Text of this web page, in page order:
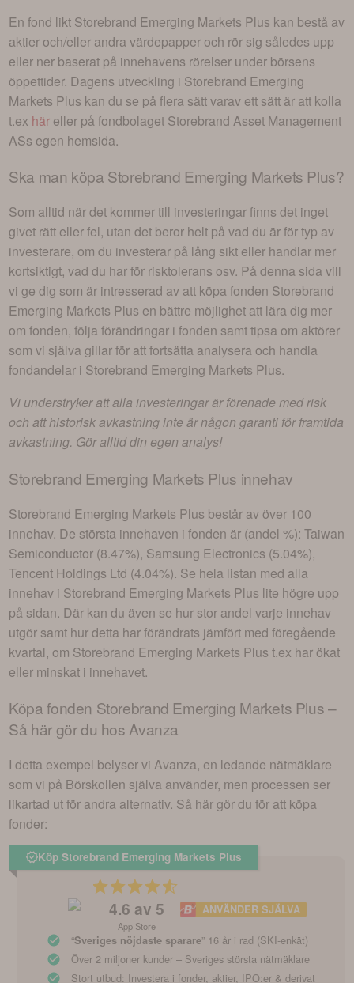
En fond likt Storebrand Emerging Markets Plus kan bestå av
aktier och/eller andra värdepapper och rör sig således upp
eller ner baserat på innehavens rörelser under börsens
öppettider. Dagens utveckling i Storebrand Emerging
Markets Plus kan du se på flera sätt varav ett sätt är att kolla
t.ex här eller på fondbolaget Storebrand Asset Management
ASs egen hemsida.
Ska man köpa Storebrand Emerging Markets Plus?
Som alltid när det kommer till investeringar finns det inget
givet rätt eller fel, utan det beror helt på vad du är för typ av
investerare, om du investerar på lång sikt eller handlar mer
kortsiktigt, vad du har för risktolerans osv. På denna sida vill
vi ge dig som är intresserad av att köpa fonden Storebrand
Emerging Markets Plus en bättre möjlighet att lära dig mer
om fonden, följa förändringar i fonden samt tipsa om aktörer
som vi själva gillar för att fortsätta analysera och handla
fondandelar i Storebrand Emerging Markets Plus.
Vi understryker att alla investeringar är förenade med risk
och att historisk avkastning inte är någon garanti för framtida
avkastning. Gör alltid din egen analys!
Storebrand Emerging Markets Plus innehav
Storebrand Emerging Markets Plus består av över 100
innehav. De största innehaven i fonden är (andel %):Taiwan
Semiconductor (8.47%), Samsung Electronics (5.04%),
Tencent Holdings Ltd (4.04%). Se hela listan med alla
innehav i Storebrand Emerging Markets Plus lite högre upp
på sidan. Där kan du även se hur stor andel varje innehav
utgör samt hur detta har förändrats jämfört med föregående
kvartal, om Storebrand Emerging Markets Plus t.ex har ökat
eller minskat i innehavet.
Köpa fonden Storebrand Emerging Markets Plus–
Så här gör du hos Avanza
I detta exempel belyser vi Avanza, en ledande nätmäklare
som vi på Börskollen själva använder, men processen ser
likartad ut för andra alternativ. Så här gör du för att köpa
fonder:
Köp Storebrand Emerging Markets Plus
4.6 av 5
App Store
ANVÄNDER SJÄLVA
“Sveriges nöjdaste sparare” 16 år i rad (SKI-enkät)
Över 2 miljoner kunder – Sveriges största nätmäklare
Stort utbud: Investera i fonder, aktier, IPO:er & derivat